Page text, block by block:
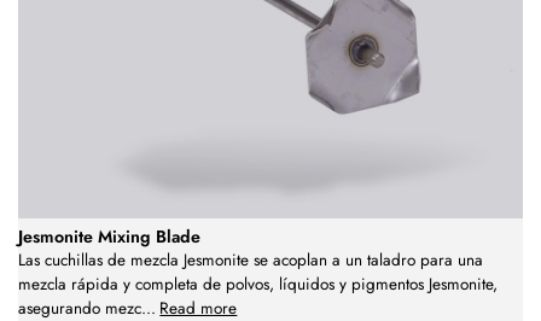
Jesmonite Mixing Blade
Las cuchillas de mezcla Jesmonite se acoplan a un taladro para una
mezcla rápida y completa de polvos, líquidos y pigmentos Jesmonite,
asegurando mezc... Read more